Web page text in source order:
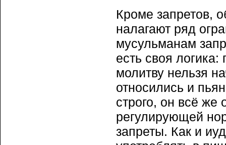
Кроме запретов,
налагают ряд
мусульманам
есть своя
молитву нельзя
относились и
строго, он всё же
регулирующей
запреты. Как и